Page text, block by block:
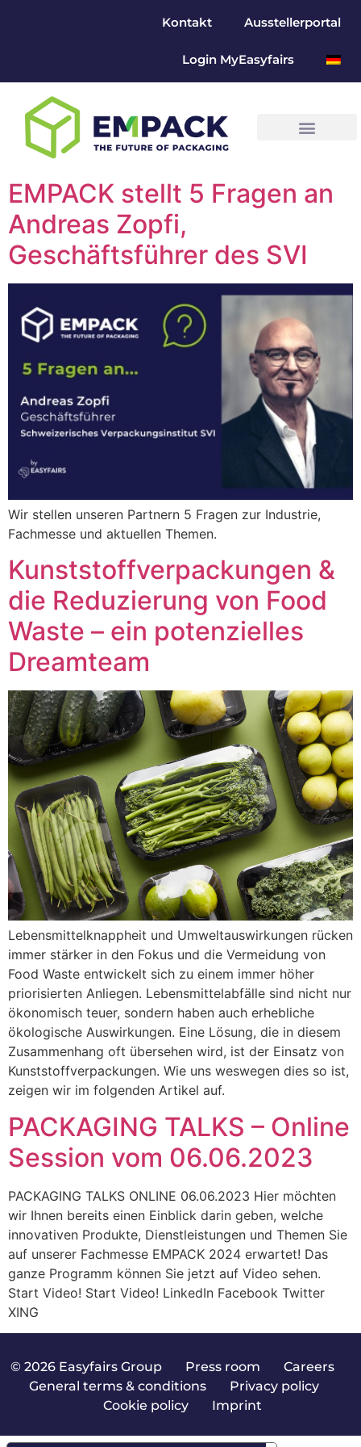
Kontakt Ausstellerportal
Login MyEasyfairs
EMPACK stellt 5 Fragen an
Andreas Zopfi,
Geschäftsführer des SVI
Wir stellen unseren Partnern 5 Fragen zur Industrie,
Fachmesse und aktuellen Themen.
Kunststoffverpackungen &
die Reduzierung von Food
Waste – ein potenzielles
Dreamteam
Lebensmittelknappheit und Umweltauswirkungen rücken
immer stärker in den Fokus und die Vermeidung von
Food Waste entwickelt sich zu einem immer höher
priorisierten Anliegen. Lebensmittelabfälle sind nicht nur
ökonomisch teuer, sondern haben auch erhebliche
ökologische Auswirkungen. Eine Lösung, die in diesem
Zusammenhang oft übersehen wird, ist der Einsatz von
Kunststoffverpackungen. Wie uns weswegen dies so ist,
zeigen wir im folgenden Artikel auf.
PACKAGING TALKS – Online
Session vom 06.06.2023
PACKAGING TALKS ONLINE 06.06.2023 Hier möchten
wir Ihnen bereits einen Einblick darin geben, welche
innovativen Produkte, Dienstleistungen und Themen Sie
auf unserer Fachmesse EMPACK 2024 erwartet! Das
ganze Programm können Sie jetzt auf Video sehen.
Start Video! Start Video! LinkedIn Facebook Twitter
XING
© 2026 Easyfairs Group| Press room Careers|
General terms & conditions| Privacy policy|
Cookie policy| Imprint